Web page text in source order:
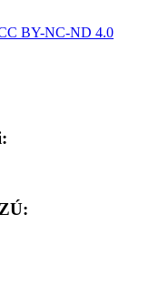
BY-NC-ND 4.0